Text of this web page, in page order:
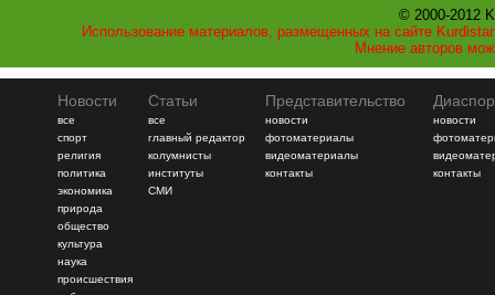
© 2000-2012
Использование материалов, размещенных на сайте
Мнение авторов
Новости
все
спорт
религия
политика
экономика
природа
общество
культура
наука
происшествия
Статьи
все
главный редактор
колумнисты
институты
СМИ
Представительство
новости
фотоматериалы
видеоматериалы
контакты
новости
контакты